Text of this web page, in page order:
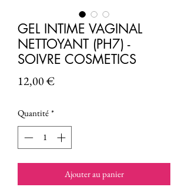
GEL INTIME VAGINAL
NETTOYANT (PH7) -
SOIVRE COSMETICS
12,00 €Prix
Quantité *
Ajouter au panier